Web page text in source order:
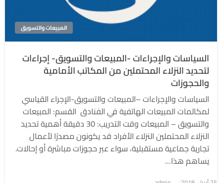
المبيعات والتسويق
السياسات والإجراءات -المبيعات والتسويق- إجراءات
لتحديد النزلاء المحتملين من المكاتب الأمامية
والحجوزات
السياسات والإجراءات –المبيعات والتسويق-الإجراء القياسي
لمكالمات المبيعات الهاتفية في الفنادق القسم: المبيعات
والتسويق – المبيعات وقت التدريب: 30 دقيقة أهمية تحديد
النزلاء المحتملين النزلاء الأفراد قد يكونون مصدرًا لأعمال
تجارية جماعية مستقبلية، سواء عبر حجوزات مباشرة أو إحالات.
يساهم هذا…
نُشر